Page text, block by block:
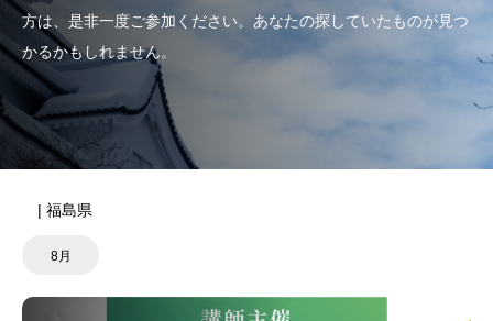
方は、是非一度ご参加ください。あなたの探していたものが見つ
かるかもしれません。
| 福島県
8月